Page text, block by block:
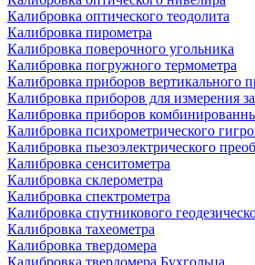
Калибровка оптического теодолита
Калибровка пирометра
Калибровка поверочного угольника
Калибровка погружного термометра
Калибровка приборов вертикального
Калибровка приборов для измерения
Калибровка приборов
Калибровка психрометрического
Калибровка пьезоэлектрического
Калибровка сенситометра
Калибровка склерометра
Калибровка спектрометра
Калибровка спутникового
Калибровка тахеометра
Калибровка твердомера
Калибровка твердомера Бухгольца